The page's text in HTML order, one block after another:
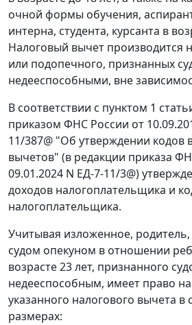
очной формы обучения,
интерна, студента, курсанта в
Налоговый вычет производится
или подопечного, признанных
недееспособными, вне
В соответствии с пунктом 1
приказом ФНС России от
11/387@ "Об утверждении кодов
вычетов" (в редакции приказа
09.01.2024 N ЕД-7-11/3@)
доходов налогоплательщика и
налогоплательщика.
Учитывая изложенное,
судом опекуном в отношении
возрасте 23 лет, признанного
недееспособным, имеет право
указанного налогового вычета
размерах: